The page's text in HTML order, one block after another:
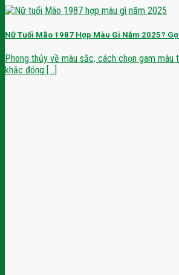
Nữ Tuổi Mão 1987 Hợp Màu Gì Năm 2025?
Phong thủy về màu sắc, cách chọn gam
khắc đóng [...]